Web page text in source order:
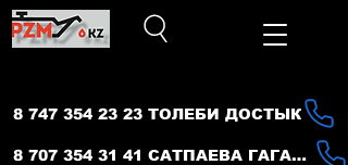
8 747 354 23 23 ТОЛЕБИ ДОСТЫК
8 707 354 31 41 САТПАЕВА ГАГАРИНА